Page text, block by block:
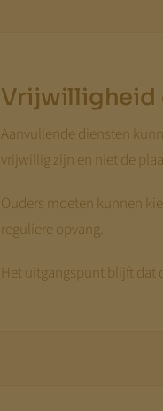
Vrijwilligheid
Aanvullende diensten
vrijwillig zijn en niet de
Ouders moeten kunnen
reguliere opvang.
Het uitgangspunt blijft dat